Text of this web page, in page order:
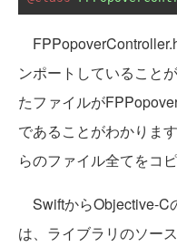
ンポートしていること
たファイルが
であることがわかりま
らのファイル全てをコピ
SwiftからObjective-C
は、ライブラリのソー